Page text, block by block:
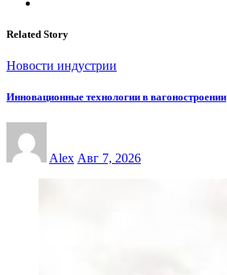
Related Story
Новости индустрии
Инновационные технологии в вагоностроении
Alex Авг 7, 2026